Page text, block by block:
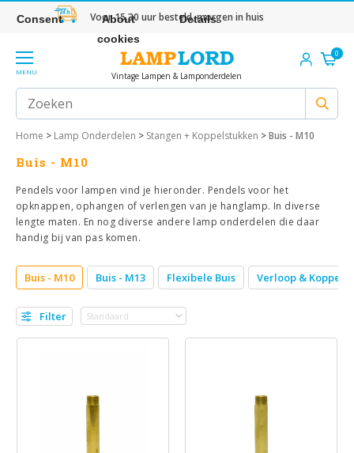
Voor 15.30 uur besteld, morgen in huis
MENU Vintage Lampen & Lamponderdelen
0
Home > Lamp Onderdelen > Stangen + Koppelstukken >Buis - M10
Buis - M10
Pendels voor lampen vind je hieronder. Pendels voor het
opknappen, ophangen of verlengen van je hanglamp. In diverse
lengte maten. En nog diverse andere lamp onderdelen die daar
handig bij van pas komen.
Buis - M10 Buis - M13 Flexibele Buis Verloop &
Filter
Consent
About
cookies
Details